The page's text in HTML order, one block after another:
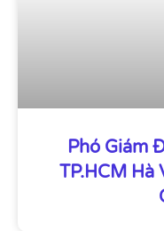
Phó Giám
TP.HCM Hà